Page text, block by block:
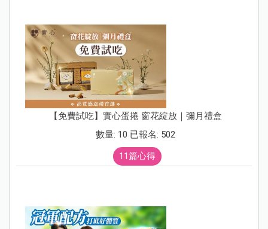
【免費試吃】實心蛋捲 窗花綻放｜彌月禮盒
數量: 10 已報名: 502
11篇心得